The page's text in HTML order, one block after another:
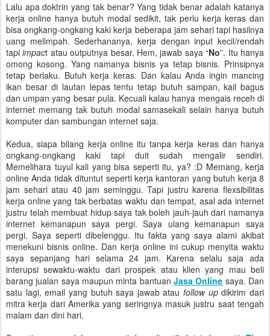
Lalu apa doktrin yang tak benar? Yang tidak benar adalah katanya
kerja online hanya butuh modal sedikit, tak perlu kerja keras dan
bisa ongkang-ongkang kaki kerja beberapa jam sehari tapi hasilnya
uang melimpah. Sederhananya, kerja dengan input kecil/rendah
tapiimpact atau outputnya besar. Hem, jawab saya “No”. Itu hanya
omong kosong. Yang namanya bisnis ya tetap bisnis. Prinsipnya
tetap berlaku. Butuh kerja keras. Dan kalau Anda ingin mancing
ikan besar di lautan lepas tentu tetap butuh sampan, kail bagus
dan umpan yang besar pula. Kecuali kalau hanya mengais receh di
internet memang tak butuh modal samasekali selain hanya butuh
komputer dan sambungan internet saja.
Kedua, siapa bilang kerja online itu tanpa kerja keras dan hanya
ongkang-ongkang kaki tapi duit sudah mengalir sendiri.
Memelihara tuyul kali yang bisa seperti itu, ya? :D Memang, kerja
online Anda tidak dituntut seperti kerja kantoran yang butuh kerja 8
jam sehari atau 40 jam seminggu. Tapi justru karena flexsibilitas
kerja online yang tak berbatas waktu dan tempat, asal ada internet
justru telah membuat hidup saya tak boleh jauh-jauh dari namanya
internet kemanapun saya pergi. Saya ulang kemanapun saya
pergi. Saya seperti dibelenggu. Itu fakta yang saya alami akibat
menekuni bisnis online. Dan kerja online ini cukup menyita waktu
saya sepanjang hari selama 24 jam. Karena selalu saja ada
interupsi sewaktu-waktu dari prospek atau klien yang mau beli
barang jualan saya maupun minta bantuan Jasa Online saya. Dan
satu lagi, email yang butuh saya jawab ataufollow updikirim dari
mitra kerja dari Amerika yang seringnya masuk justru saat tengah
malam dan dini hari.